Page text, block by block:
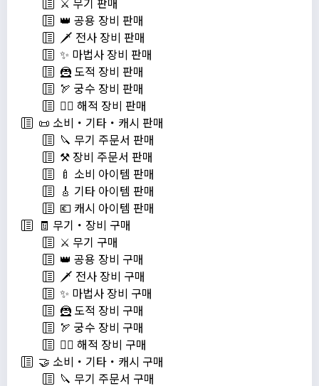
👑 공용 장비 판매
🗡️ 전사 장비 판매
✨ 마법사 장비 판매
🦹 도적 장비 판매
🏹 궁수 장비 판매
🏴‍☠️ 해적 장비 판매
📜 소비・기타・캐시 판매
🔪 무기 주문서 판매
⚒️ 장비 주문서 판매
🍼 소비 아이템 판매
🎸 기타 아이템 판매
💶 캐시 아이템 판매
🧾 무기・장비 구매
⚔️ 무기 구매
👑 공용 장비 구매
🗡️ 전사 장비 구매
✨ 마법사 장비 구매
🦹 도적 장비 구매
🏹 궁수 장비 구매
🏴‍☠️ 해적 장비 구매
🤝 소비・기타・캐시 구매
🔪 무기 주문서 구매